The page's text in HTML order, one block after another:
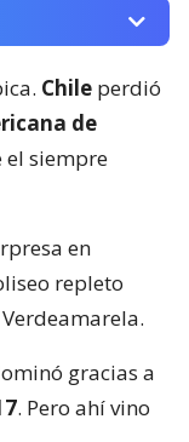
Chile perdió
de
el siempre
en
repleto
gracias a
. Pero ahí vino